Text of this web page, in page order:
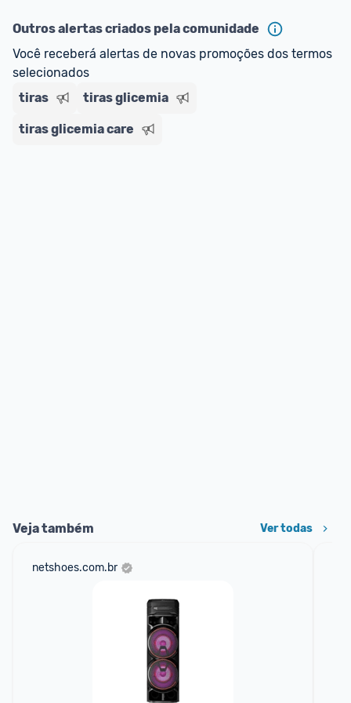
Outros alertas criados pela comunidade
Você receberá alertas de novas promoções dos termos
selecionados
tiras
tiras glicemia
tiras glicemia care
Veja também Ver todas
netshoes.com.br